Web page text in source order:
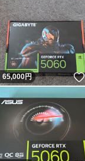
65,000円